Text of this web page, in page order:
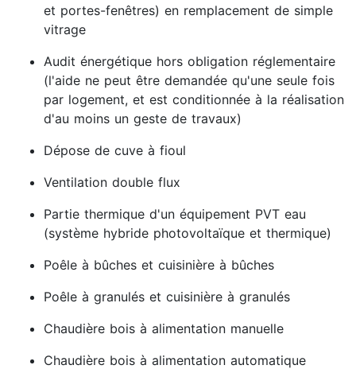
et portes-fenêtres) en remplacement de simple
vitrage
Audit énergétique hors obligation réglementaire
(l'aide ne peut être demandée qu'une seule fois
par logement, et est conditionnée à la réalisation
d'au moins un geste de travaux)
Dépose de cuve à fioul
Ventilation double flux
Partie thermique d'un équipement PVT eau
(système hybride photovoltaïque et thermique)
Poêle à bûches et cuisinière à bûches
Poêle à granulés et cuisinière à granulés
Chaudière bois à alimentation manuelle
Chaudière bois à alimentation automatique